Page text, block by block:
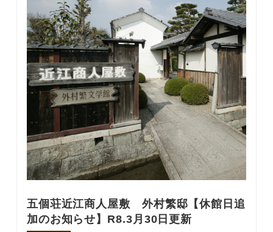
五個荘近江商人屋敷 外村繁邸【休館日追
加のお知らせ】R8.3月30日更新